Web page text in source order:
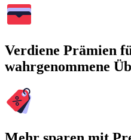
Verdiene Prämien
wahrgenommene